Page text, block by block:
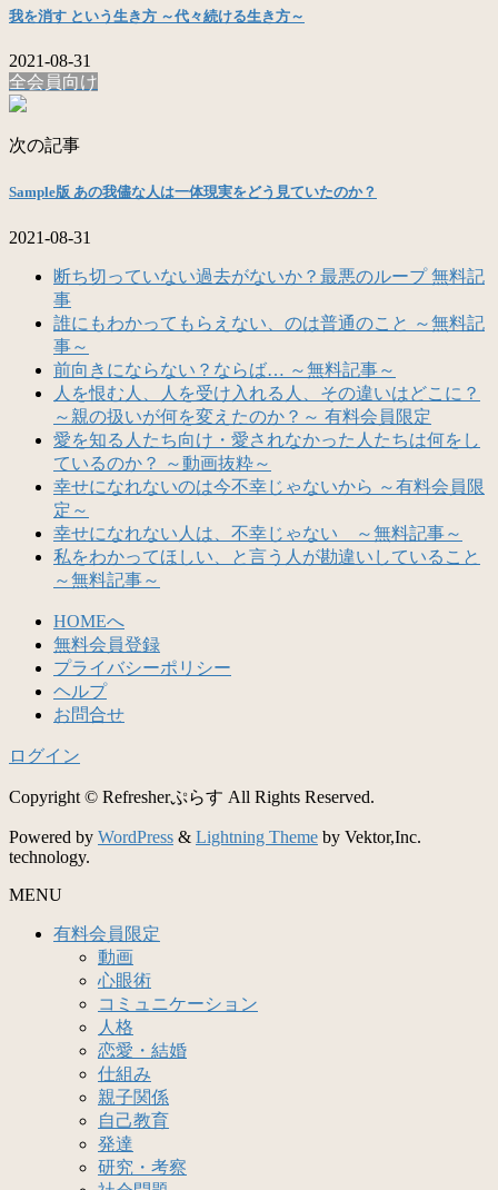
我を消す という生き方 ～代々続ける生き方～
2021-08-31
全会員向け
次の記事
Sample版 あの我儘な人は一体現実をどう見ていたのか？
2021-08-31
断ち切っていない過去がないか？最悪のループ 無料記
事
誰にもわかってもらえない、のは普通のこと ～無料記
事～
前向きにならない？ならば… ～無料記事～
人を恨む人、人を受け入れる人、その違いはどこに？
～親の扱いが何を変えたのか？～ 有料会員限定
愛を知る人たち向け・愛されなかった人たちは何をし
ているのか？ ～動画抜粋～
幸せになれないのは今不幸じゃないから ～有料会員限
定～
幸せになれない人は、不幸じゃない ～無料記事～
私をわかってほしい、と言う人が勘違いしていること
～無料記事～
HOMEへ
無料会員登録
プライバシーポリシー
ヘルプ
お問合せ
ログイン
Copyright © Refresherぷらす All Rights Reserved.
Powered by WordPress & Lightning Theme by Vektor,Inc.
technology.
MENU
有料会員限定
動画
心眼術
コミュニケーション
人格
恋愛・結婚
仕組み
親子関係
自己教育
発達
研究・考察